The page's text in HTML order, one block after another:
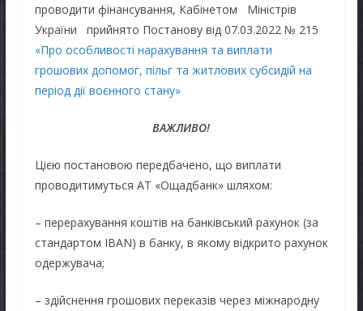
проводити фінансування, Кабінетом Міністрів
України прийнято Постанову від 07.03.2022 № 215
«Про особливості нарахування та виплати
грошових допомог, пільг та житлових субсидій на
період дії воєнного стану»
ВАЖЛИВО!
Цією постановою передбачено, що виплати
проводитимуться АТ «Ощадбанк» шляхом:
– перерахування коштів на банківський рахунок (за
стандартом IBAN) в банку, в якому відкрито рахунок
одержувача;
– здійснення грошових переказів через міжнародну